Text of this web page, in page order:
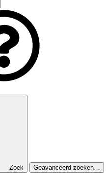
Zoek Geavanceerd zoeken…